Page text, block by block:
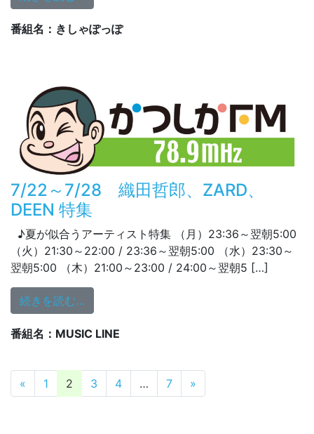
番組名：きしゃぽっぽ
7/22～7/28 織田哲郎、ZARD、
DEEN 特集
♪夏が似合うアーティスト特集 （月）23:36～翌朝5:00
（火）21:30～22:00 / 23:36～翌朝5:00 （水）23:30～
翌朝5:00 （木）21:00～23:00 / 24:00～翌朝5 […]
続きを読む…
番組名：MUSIC LINE
投稿ナビゲーション
« 1 2 3 4 … 7 »